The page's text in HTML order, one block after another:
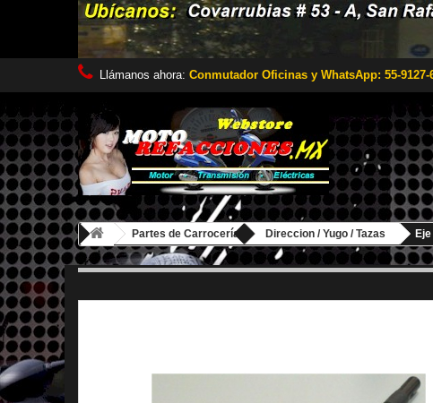
Llámanos ahora: Conmutador Oficinas y WhatsApp: 55-9127-
Partes de Carrocería Direccion / Yugo / Tazas